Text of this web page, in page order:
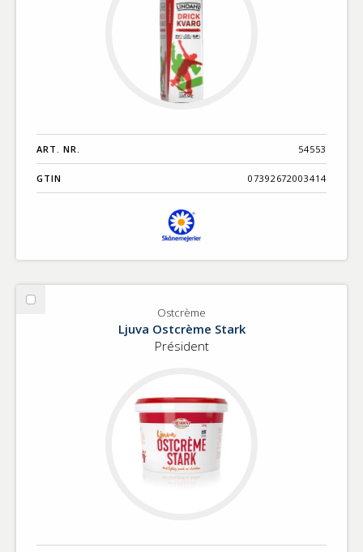
ART. NR. 54553
GTIN 07392672003414
Välj
Ostcrème
Ljuva Ostcrème Stark
Président